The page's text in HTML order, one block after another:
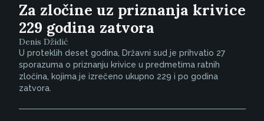
Za zločine uz priznanja krivice
229 godina zatvora
Denis Džidić
U proteklih deset godina, Državni sud je prihvatio 27
sporazuma o priznanju krivice u predmetima ratnih
zločina, kojima je izrečeno ukupno 229 i po godina
zatvora.